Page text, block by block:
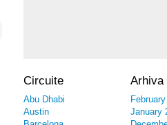
Circuite
Abu Dhabi
Austin
Arhiva
January